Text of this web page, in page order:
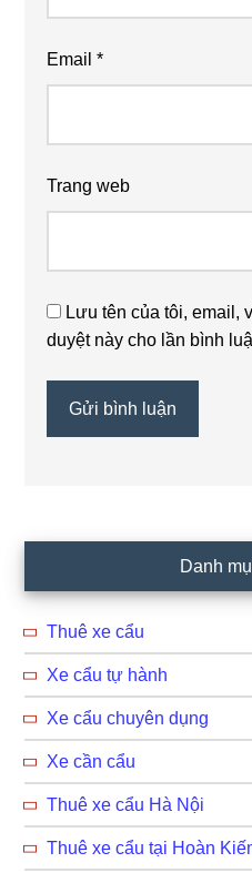
Email*
Trang web
Lưu tên của tôi, email,
duyệt này cho lần bình
Sidebar
Danh
Thuê xe cẩu
Xe cẩu tự hành
Xe cẩu chuyên dụng
Xe cần cẩu
Thuê xe cẩu Hà Nội
Thuê xe cẩu tại Hoàn